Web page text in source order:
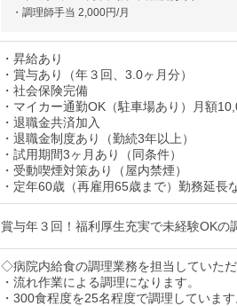
・調理師手当 2,000円/月
・昇給あり
・賞与あり（年３回、3.0ヶ月分）
・社会保険完備
・マイカー通勤OK（駐車場あり）月額
・退職金共済加入
・退職金制度あり（勤続3年以上）
・試用期間3ヶ月あり（同条件）
・受動喫煙対策あり（屋内禁煙）
・定年60歳（再雇用65歳まで）勤務延長
賞与年３回！福利厚生充実で未経験OKの
◇病院内給食の調理業務を担当していただ
・流れ作業による調理になります。
・300食程度を25名程度で調理しています